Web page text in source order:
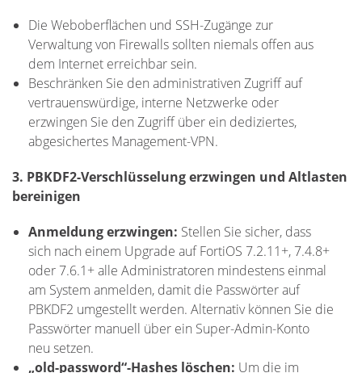
Die Weboberflächen und SSH-Zugänge zur
Verwaltung von Firewalls sollten niemals offen aus
dem Internet erreichbar sein.
Beschränken Sie den administrativen Zugriff auf
vertrauenswürdige, interne Netzwerke oder
erzwingen Sie den Zugriff über ein dediziertes,
abgesichertes Management-VPN.
3. PBKDF2-Verschlüsselung erzwingen und Altlasten
bereinigen
Anmeldung erzwingen: Stellen Sie sicher, dass
sich nach einem Upgrade auf FortiOS 7.2.11+, 7.4.8+
oder 7.6.1+ alle Administratoren mindestens einmal
am System anmelden, damit die Passwörter auf
PBKDF2 umgestellt werden. Alternativ können Sie die
Passwörter manuell über ein Super-Admin-Konto
neu setzen.
„old-password“-Hashes löschen: Um die im